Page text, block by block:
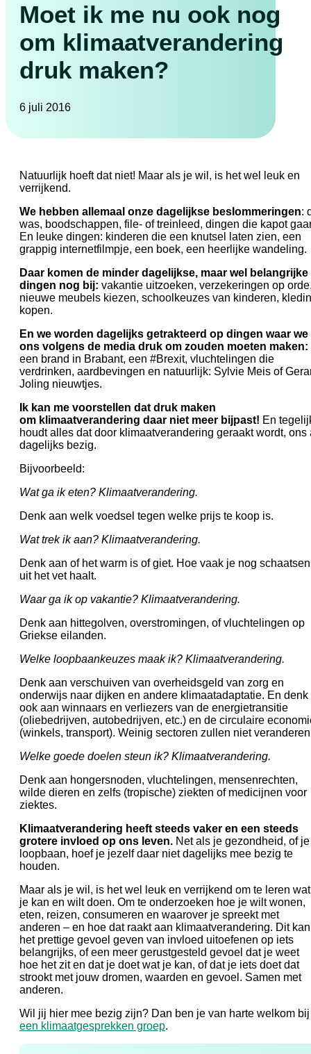
Moet ik me nu ook nog
om klimaatverandering
druk maken?
6 juli 2016
Natuurlijk hoeft dat niet! Maar als je wil, is het wel leuk en
verrijkend.
We hebben allemaal onze dagelijkse beslommeringen:
was, boodschappen, file- of treinleed, dingen die kapot
En leuke dingen: kinderen die een knutsel laten zien, een
grappig internetfilmpje, een boek, een heerlijke wandeling.
Daar komen de minder dagelijkse, maar wel belangrijke
dingen nog bij: vakantie uitzoeken, verzekeringen op
nieuwe meubels kiezen, schoolkeuzes van kinderen,
kopen.
En we worden dagelijks getrakteerd op dingen waar we
ons volgens de media druk om zouden moeten maken:
een brand in Brabant, een #Brexit, vluchtelingen die
verdrinken, aardbevingen en natuurlijk: Sylvie Meis of
Joling nieuwtjes.
Ik kan me voorstellen dat druk maken
om klimaatverandering daar niet meer bijpast! En
houdt alles dat door klimaatverandering geraakt wordt, ons
dagelijks bezig.
Bijvoorbeeld:
Wat ga ik eten? Klimaatverandering.
Denk aan welk voedsel tegen welke prijs te koop is.
Wat trek ik aan? Klimaatverandering.
Denk aan of het warm is of giet. Hoe vaak je nog schaatsen
uit het vet haalt.
Waar ga ik op vakantie? Klimaatverandering.
Denk aan hittegolven, overstromingen, of vluchtelingen op
Griekse eilanden.
Welke loopbaankeuzes maak ik? Klimaatverandering.
Denk aan verschuiven van overheidsgeld van zorg en
onderwijs naar dijken en andere klimaatadaptatie. En denk
ook aan winnaars en verliezers van de energietransitie
(oliebedrijven, autobedrijven, etc.) en de circulaire
(winkels, transport). Weinig sectoren zullen niet
Welke goede doelen steun ik? Klimaatverandering.
Denk aan hongersnoden, vluchtelingen, mensenrechten,
wilde dieren en zelfs (tropische) ziekten of medicijnen voor
ziektes.
Klimaatverandering heeft steeds vaker en een steeds
grotere invloed op ons leven. Net als je gezondheid, of je
loopbaan, hoef je jezelf daar niet dagelijks mee bezig te
houden.
Maar als je wil, is het wel leuk en verrijkend om te leren wat
je kan en wilt doen. Om te onderzoeken hoe je wilt wonen,
eten, reizen, consumeren en waarover je spreekt met
anderen – en hoe dat raakt aan klimaatverandering. Dit kan
het prettige gevoel geven van invloed uitoefenen op iets
belangrijks, of een meer gerustgesteld gevoel dat je weet
hoe het zit en dat je doet wat je kan, of dat je iets doet dat
strookt met jouw dromen, waarden en gevoel. Samen met
anderen.
Wil jij hier mee bezig zijn? Dan ben je van harte welkom bij
een klimaatgesprekken groep.